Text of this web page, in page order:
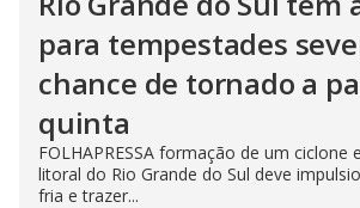
para tempestades
chance de tornado a
quinta
FOLHAPRESSA formação de um ciclone
litoral do Rio Grande do Sul deve
fria e trazer...